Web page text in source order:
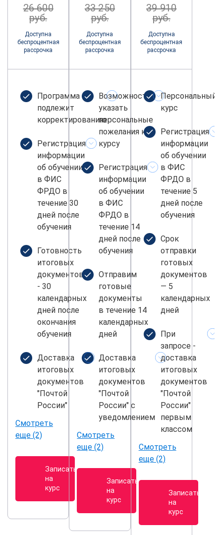
26 600
руб.
Доступна
беспроцентная
рассрочка
Программа не
подлежит
корректированию
Регистрация
информации
об обучении
в ФИС
ФРДО в
течение 30
дней после
обучения
Готовность
итоговых
документов
- 30
календарных
дней после
окончания
обучения
Доставка
итоговых
документов
"Почтой
России"
Смотреть
еще (2)
Записаться
на
курс
33 250
руб.
Доступна
беспроцентная
рассрочка
Возможность
указать
персональные
пожелания к
курсу
Регистрация
информации
об обучении
в ФИС
ФРДО в
течение 14
дней после
обучения
Отправим
готовые
документы
в течение 14
календарных
дней
Доставка
итоговых
документов
"Почтой
России" с
уведомлением
Смотреть
еще (2)
Записаться
на
курс
39 910
руб.
Доступна
беспроцентная
рассрочка
Персональный
курс
Регистрация
информации
об обучении
в ФИС
ФРДО в
течение 5
дней после
обучения
Срок
отправки
готовых
документов
— 5
календарных
дней
При
запросе -
доставка
итоговых
документов
"Почтой
России"
первым
классом
Смотреть
еще (2)
Записаться
на
курс